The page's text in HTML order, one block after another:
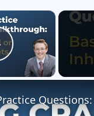
×
Video